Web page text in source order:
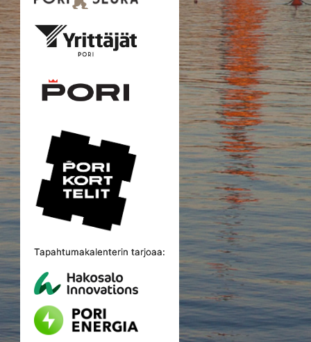
Tapahtumakalenterin tarjoaa: